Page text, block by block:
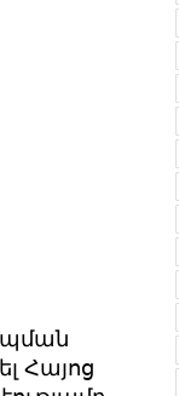
Հայոց